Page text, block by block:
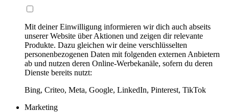
Mit deiner Einwilligung informieren wir dich auch abseits
unserer Website über Aktionen und zeigen dir relevante
Produkte. Dazu gleichen wir deine verschlüsselten
personenbezogenen Daten mit folgenden externen Anbietern
ab und nutzen deren Online-Werbekanäle, sofern du deren
Dienste bereits nutzt:
Bing, Criteo, Meta, Google, LinkedIn, Pinterest, TikTok
Marketing